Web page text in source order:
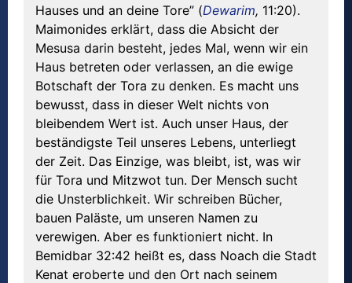
Hauses und an deine Tore” (Dewarim, 11:20).
Maimonides erklärt, dass die Absicht der
Mesusa darin besteht, jedes Mal, wenn wir ein
Haus betreten oder verlassen, an die ewige
Botschaft der Tora zu denken. Es macht uns
bewusst, dass in dieser Welt nichts von
bleibendem Wert ist. Auch unser Haus, der
beständigste Teil unseres Lebens, unterliegt
der Zeit. Das Einzige, was bleibt, ist, was wir
für Tora und Mitzwot tun. Der Mensch sucht
die Unsterblichkeit. Wir schreiben Bücher,
bauen Paläste, um unseren Namen zu
verewigen. Aber es funktioniert nicht. In
Bemidbar 32:42 heißt es, dass Noach die Stadt
Kenat eroberte und den Ort nach seinem